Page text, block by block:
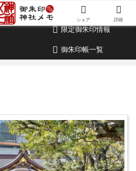
記録・神社情報・考察ブログ
限定御朱印情報
御朱印帳一覧
シェア 詳細